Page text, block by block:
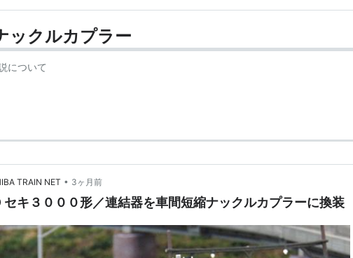
ックルカプラー
について
TRAIN NET • 3ヶ月前
KATO セキ３０００形／連結器を車間短縮ナックルカプラーに換装